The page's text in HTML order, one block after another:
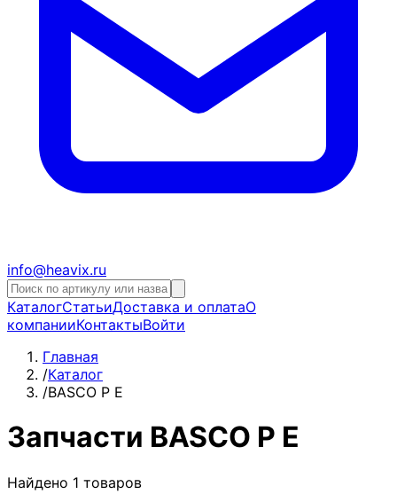
info@heavix.ru
КаталогСтатьиДоставка и оплатаО
компанииКонтактыВойти
Главная
/Каталог
/BASCO P E
Запчасти BASCO P E
Найдено 1 товаров